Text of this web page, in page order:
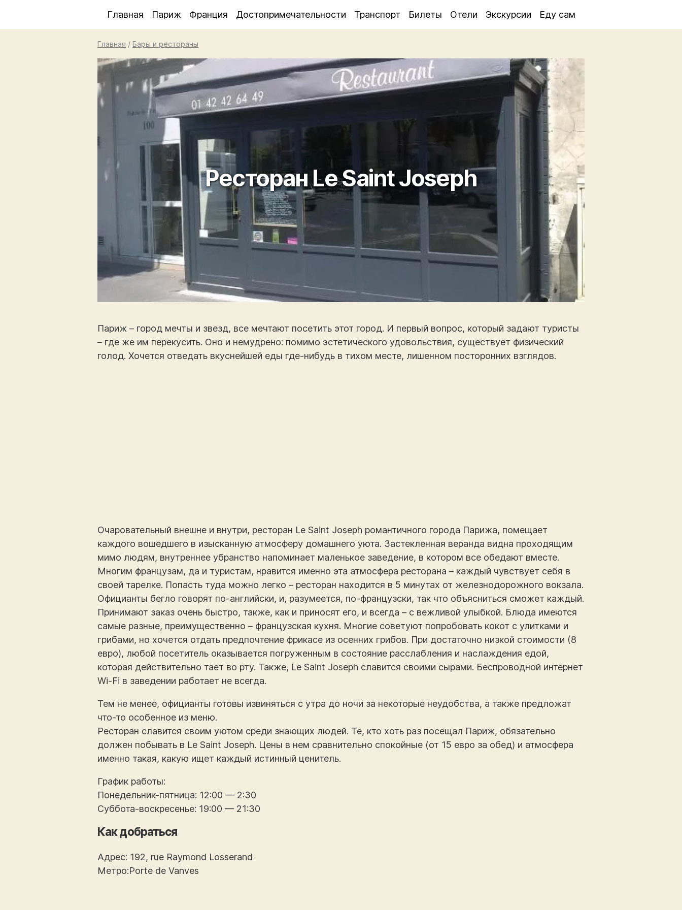
Главная Париж Франция Достопримечательности Транспорт Билеты Отели Экскурсии Еду сам
Главная / Бары и рестораны
Ресторан Le Saint Joseph
Париж – город мечты и звезд, все мечтают посетить этот город. И первый вопрос, который задают туристы
– где же им перекусить. Оно и немудрено: помимо эстетического удовольствия, существует физический
голод. Хочется отведать вкуснейшей еды где-нибудь в тихом месте, лишенном посторонних взглядов.
Очаровательный внешне и внутри, ресторан Le Saint Joseph романтичного города Парижа, помещает
каждого вошедшего в изысканную атмосферу домашнего уюта. Застекленная веранда видна проходящим
мимо людям, внутреннее убранство напоминает маленькое заведение, в котором все обедают вместе.
Многим французам, да и туристам, нравится именно эта атмосфера ресторана – каждый чувствует себя в
своей тарелке. Попасть туда можно легко – ресторан находится в 5 минутах от железнодорожного вокзала.
Официанты бегло говорят по-английски, и, разумеется, по-французски, так что объясниться сможет каждый.
Принимают заказ очень быстро, также, как и приносят его, и всегда – с вежливой улыбкой. Блюда имеются
самые разные, преимущественно – французская кухня. Многие советуют попробовать кокот с улитками и
грибами, но хочется отдать предпочтение фрикасе из осенних грибов. При достаточно низкой стоимости (8
евро), любой посетитель оказывается погруженным в состояние расслабления и наслаждения едой,
которая действительно тает во рту. Также, Le Saint Joseph славится своими сырами. Беспроводной интернет
Wi-Fi в заведении работает не всегда.
Тем не менее, официанты готовы извиняться с утра до ночи за некоторые неудобства, а также предложат
что-то особенное из меню.
Ресторан славится своим уютом среди знающих людей. Те, кто хоть раз посещал Париж, обязательно
должен побывать в Le Saint Joseph. Цены в нем сравнительно спокойные (от 15 евро за обед) и атмосфера
именно такая, какую ищет каждый истинный ценитель.
График работы:
Понедельник-пятница: 12:00 — 2:30
Суббота-воскресенье: 19:00 — 21:30
Как добраться
Адрес: 192, rue Raymond Losserand
Метро:Porte de Vanves